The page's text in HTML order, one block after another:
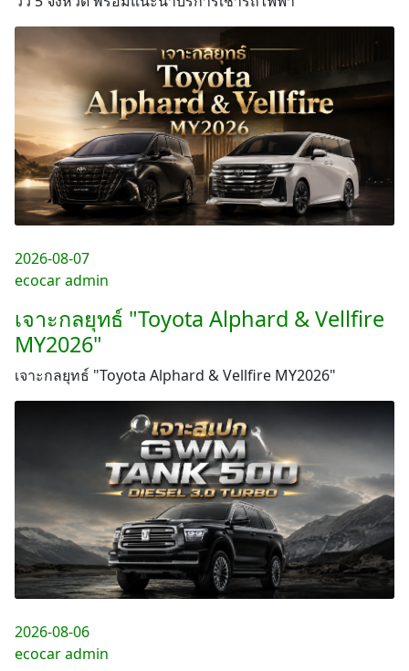
2026-08-07
ecocar admin
เจาะกลยุทธ์ "Toyota Alphard & Vellfire
MY2026"
เจาะกลยุทธ์ "Toyota Alphard & Vellfire MY2026"
2026-08-06
ecocar admin